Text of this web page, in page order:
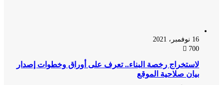
لاستخراج رخصة البناء.. تعرف على أوراق وخطوات إصدار
بيان صلاحية الموقع